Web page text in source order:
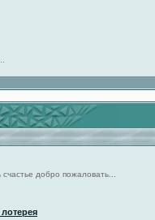
добро пожаловать...